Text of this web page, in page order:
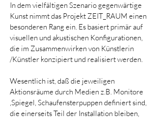
In dem vielfältigen Szenario gegenwärtige
Kunst nimmt das Projekt ZEIT_RAUM einen
besonderen Rang ein. Es basiert primär auf
visuellen und akustischen Konfigurationen,
die im Zusammenwirken von Künstlerin
/Künstler konzipiert und realisiert werden.
Wesentlich ist, daß die jeweiligen
Aktionsräume durch Medien z.B. Monitore
,Spiegel, Schaufensterpuppen definiert sind,
die einerseits Teil der Installation bleiben,